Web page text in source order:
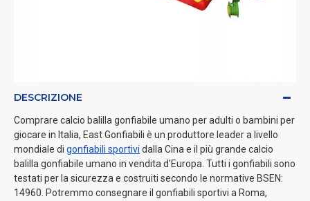
DESCRIZIONE
Comprare calcio balilla gonfiabile umano per adulti o bambini per
giocare in Italia, East Gonfiabili è un produttore leader a livello
mondiale di gonfiabili sportivi dalla Cina e il più grande calcio
balilla gonfiabile umano in vendita d'Europa. Tutti i gonfiabili sono
testati per la sicurezza e costruiti secondo le normative BSEN:
14960. Potremmo consegnare il gonfiabili sportivi a Roma,